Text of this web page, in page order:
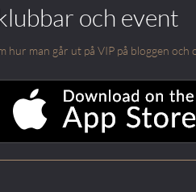
och event
hur man går ut på VIP på bloggen